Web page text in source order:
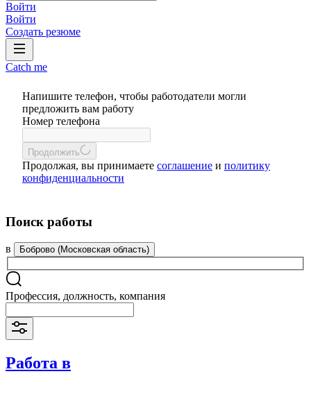
Войти
Войти
Создать резюме
Catch me
Напишите телефон, чтобы работодатели могли
предложить вам работу
Номер телефона
Продолжить
Продолжая, вы принимаете соглашение и политику
конфиденциальности
Поиск работы
в Боброво (Московская область)
Профессия, должность, компания
Работа в